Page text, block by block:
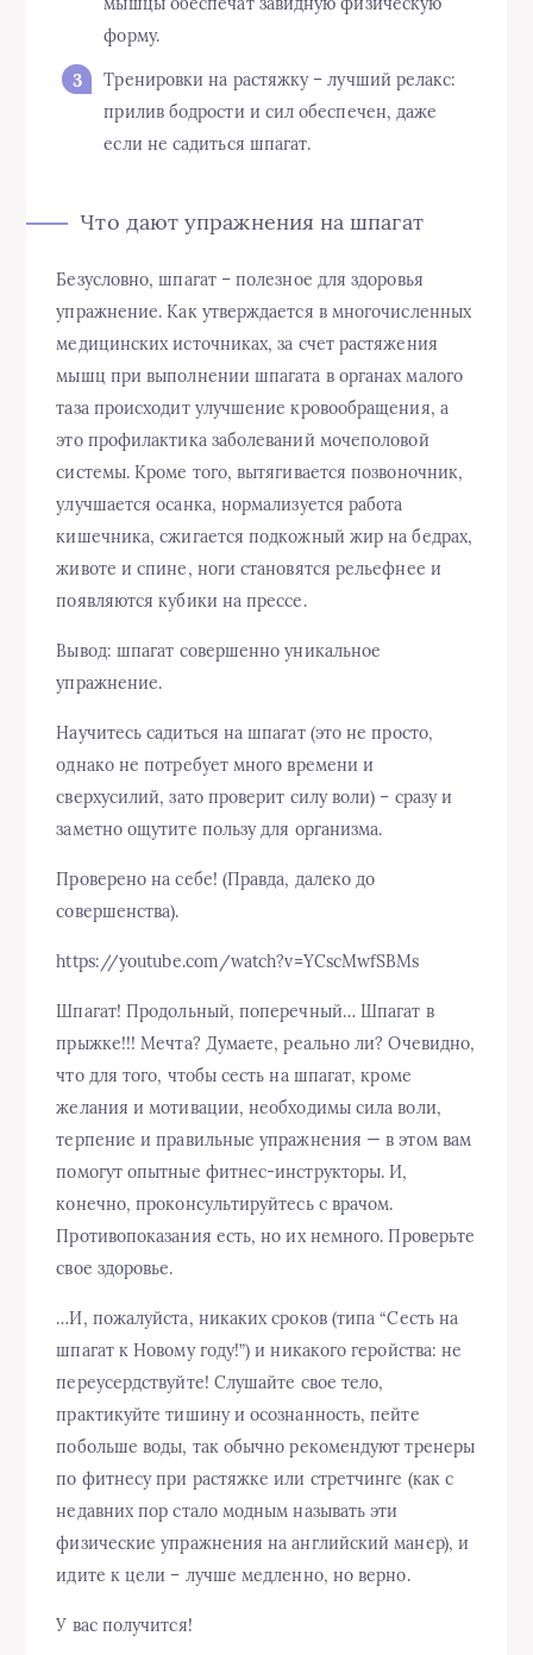
форму.
Тренировки на растяжку – лучший релакс:
прилив бодрости и сил обеспечен, даже
если не садиться шпагат.
Что дают упражнения на шпагат
Безусловно, шпагат – полезное для здоровья
упражнение. Как утверждается в многочисленных
медицинских источниках, за счет растяжения
мышц при выполнении шпагата в органах малого
таза происходит улучшение кровообращения, а
это профилактика заболеваний мочеполовой
системы. Кроме того, вытягивается позвоночник,
улучшается осанка, нормализуется работа
кишечника, сжигается подкожный жир на бедрах,
животе и спине, ноги становятся рельефнее и
появляются кубики на прессе.
Вывод: шпагат совершенно уникальное
упражнение.
Научитесь садиться на шпагат (это не просто,
однако не потребует много времени и
сверхусилий, зато проверит силу воли) – сразу и
заметно ощутите пользу для организма.
Проверено на себе! (Правда, далеко до
совершенства).
https://youtube.com/watch?v=YCscMwfSBMs
Шпагат! Продольный, поперечный… Шпагат в
прыжке!!! Мечта? Думаете, реально ли? Очевидно,
что для того, чтобы сесть на шпагат, кроме
желания и мотивации, необходимы сила воли,
терпение и правильные упражнения — в этом вам
помогут опытные фитнес-инструкторы. И,
конечно, проконсультируйтесь с врачом.
Противопоказания есть, но их немного. Проверьте
свое здоровье.
…И, пожалуйста, никаких сроков (типа “Сесть на
шпагат к Новому году!”) и никакого геройства: не
переусердствуйте! Слушайте свое тело,
практикуйте тишину и осознанность, пейте
побольше воды, так обычно рекомендуют тренеры
по фитнесу при растяжке или стретчинге (как с
недавних пор стало модным называть эти
физические упражнения на английский манер), и
идите к цели – лучше медленно, но верно.
У вас получится!